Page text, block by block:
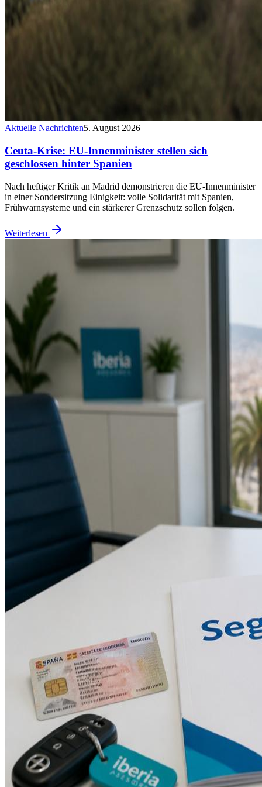
Aktuelle Nachrichten5. August 2026
Ceuta-Krise: EU-Innenminister stellen sich
geschlossen hinter Spanien
Nach heftiger Kritik an Madrid demonstrieren die EU-Innenminister
in einer Sondersitzung Einigkeit: volle Solidarität mit Spanien,
Frühwarnsysteme und ein stärkerer Grenzschutz sollen folgen.
Weiterlesen